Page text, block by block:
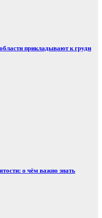
прикладывают к груди
о чём важно знать